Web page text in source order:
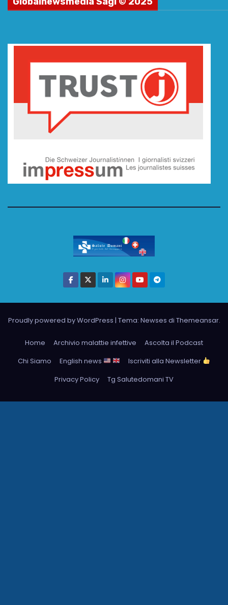
Proudly powered by WordPress | Tema: Newses di Themeansar.
Home Archivio malattie infettive
Ascolta il Podcast
Chi Siamo
English news
Iscriviti alla Newsletter
Privacy Policy
Tg Salutedomani TV